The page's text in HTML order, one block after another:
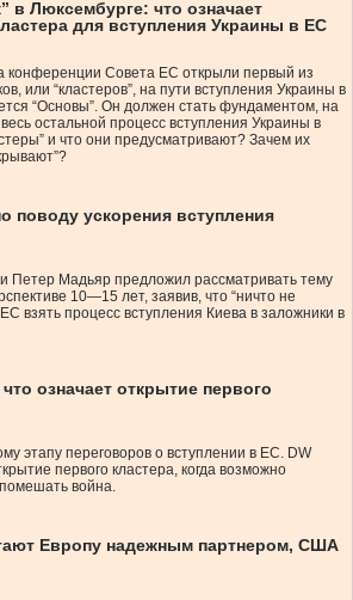
в Люксембурге: что означает
для вступления Украины в ЕС
конференции Совета ЕС открыли первый из
или “кластеров”, на пути вступления Украины в
“Основы”. Он должен стать фундаментом, на
остальной процесс вступления Украины в
и что они предусматривают? Зачем их
поводу ускорения вступления
Петер Мадьяр предложил рассматривать тему
10—15 лет, заявив, что “ничто не
взять процесс вступления Киева в заложники в
означает открытие первого
этапу переговоров о вступлении в ЕС. DW
первого кластера, когда возможно
война.
Европу надежным партнером, США